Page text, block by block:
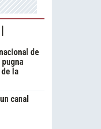
de
la
canal